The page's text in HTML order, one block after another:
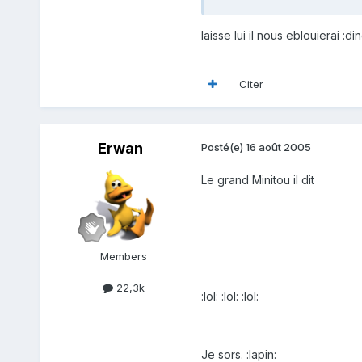
laisse lui il nous eblouierai
Citer
Erwan
Members
22,3k
Posté(e) 16 août 2005
Le grand Minitou il dit
:lol: :lol: :lol:
Je sors. :lapin: